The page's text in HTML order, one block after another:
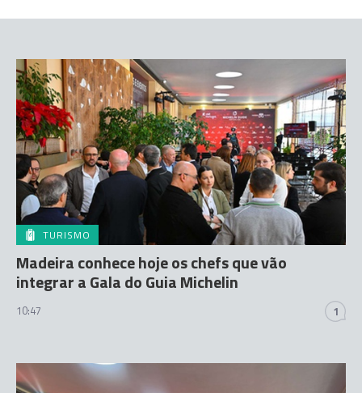
TURISMO
Madeira conhece hoje os chefs que vão
integrar a Gala do Guia Michelin
10:47 1